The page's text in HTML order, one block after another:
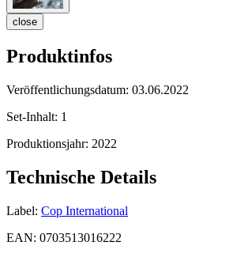
close
Produktinfos
Veröffentlichungsdatum: 03.06.2022
Set-Inhalt: 1
Produktionsjahr: 2022
Technische Details
Label: Cop International
EAN: 0703513016222